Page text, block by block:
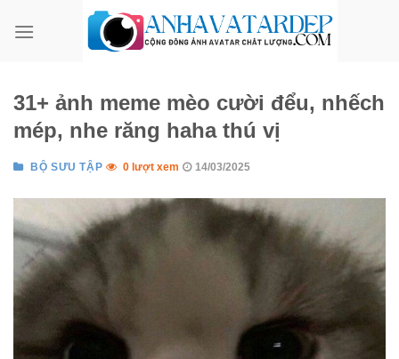
qua
31+ ảnh meme mèo cười đểu, nhếch
mép, nhe răng haha thú vị
BỘ SƯU TẬP 0 lượt xem 14/03/2025